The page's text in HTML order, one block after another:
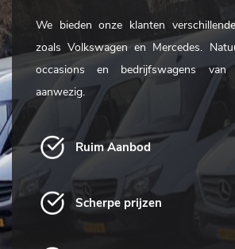
We bieden onze klanten
zoals Volkswagen en Mercedes.
occasions en bedrijfswagens van
aanwezig.
Ruim Aanbod
Scherpe prijzen